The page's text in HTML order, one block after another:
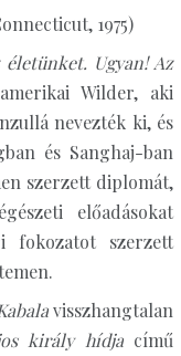
1975)
Ugyan! Az
Wilder, aki
nevezték ki, és
és Sanghaj-ban
szerzett diplomát,
előadásokat
fokozatot szerzett
visszhangtalan
király hídja című